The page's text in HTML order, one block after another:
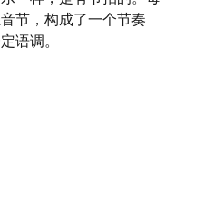
节，构成了一个节奏
语调。